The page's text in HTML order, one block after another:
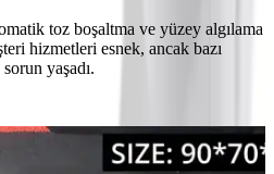
toz boşaltma ve yüzey algılama
hizmetleri esnek, ancak bazı
yaşadı.